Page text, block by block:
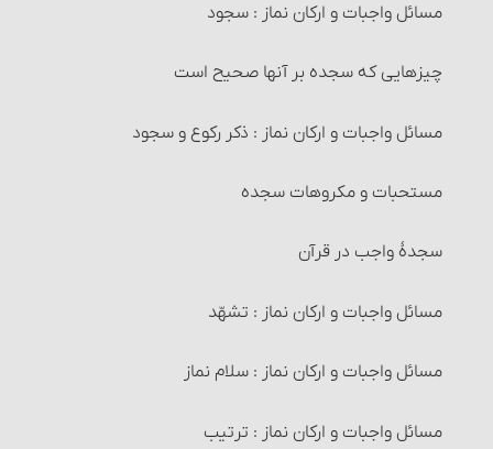
معاملات حرام‏ : خرید و فروش عین نجس، در شرایطی
معاملات حرام‏ : خرید و فروش اموالی که از طرق غیر شرعی
نداشته یا معمولاً برای حرام استفاده می‏شوند
معاملات حرام‏ : خرید و فروش چیزهایی که آمیخته به
احکام تخلّی
إستنجاء و احکام آن
احکام استبراء
مستحبّات و مکروهات تخلّی
وضو
واجبات وضو
آداب پیش از وضو
کیفیت وضو و ترتیب آن
مسائل واجبات و ارکان نماز : سجود
چیزهایی که سجده بر آنها صحیح است
مسائل واجبات و ارکان نماز : ذکر رکوع و سجود
مستحبات و مکروهات سجده
سجدۀ واجب در قرآن
مسائل واجبات و ارکان نماز : تشهّد
مسائل واجبات و ارکان نماز : سلام نماز
مسائل واجبات و ارکان نماز : ترتیب